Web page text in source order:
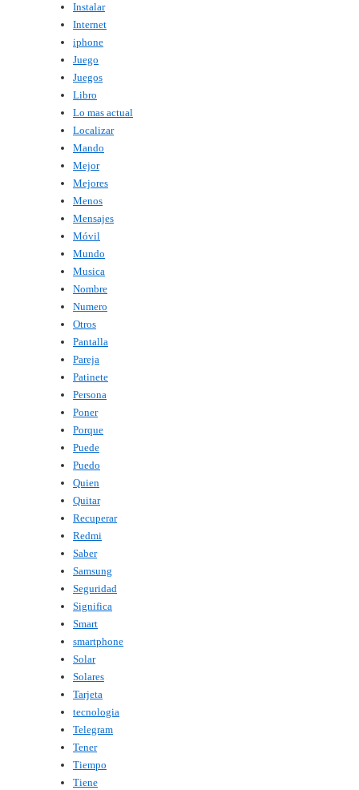
Instalar
Internet
iphone
Juego
Juegos
Libro
Lo mas actual
Localizar
Mando
Mejor
Mejores
Menos
Mensajes
Móvil
Mundo
Musica
Nombre
Numero
Otros
Pantalla
Pareja
Patinete
Persona
Poner
Porque
Puede
Puedo
Quien
Quitar
Recuperar
Redmi
Saber
Samsung
Seguridad
Significa
Smart
smartphone
Solar
Solares
Tarjeta
tecnologia
Telegram
Tener
Tiempo
Tiene